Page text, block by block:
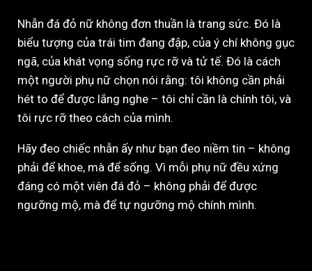
Nhẫn đá đỏ nữ không đơn thuần là trang sức. Đó là
biểu tượng của trái tim đang đập, của ý chí không gục
ngã, của khát vọng sống rực rỡ và tử tế. Đó là cách
một người phụ nữ chọn nói rằng: tôi không cần phải
hét to để được lắng nghe – tôi chỉ cần là chính tôi, và
tôi rực rỡ theo cách của mình.
Hãy đeo chiếc nhẫn ấy như bạn đeo niềm tin – không
phải để khoe, mà để sống. Vì mỗi phụ nữ đều xứng
đáng có một viên đá đỏ – không phải để được
ngưỡng mộ, mà để tự ngưỡng mộ chính mình.